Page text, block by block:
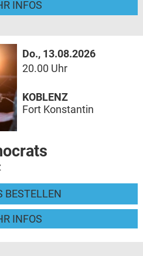
INFOS
Do., 13.08.2026
20.00 Uhr
BESTELLEN
INFOS
KOBLENZ
Fort Konstantin